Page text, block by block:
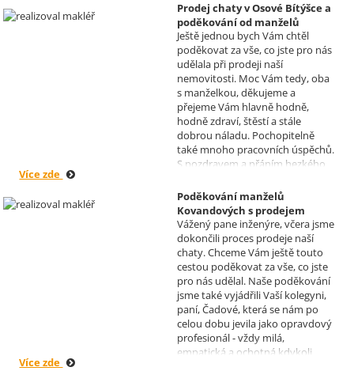
Prodej chaty v Osové Bítýšce a
poděkování od manželů
Kovandových
Realizoval makléř: Sylva
Čadová
Ještě jednou bych Vám chtěl
poděkovat za vše, co jste pro nás
udělala při prodeji naší
nemovitosti. Moc Vám tedy, oba
s manželkou, děkujeme a
přejeme Vám hlavně hodně,
hodně zdraví, štěstí a stále
dobrou náladu. Pochopitelně
také mnoho pracovních úspěchů.
S pozdravem a přáním hezkého
Více zde
Poděkování manželů
Kovandových s prodejem
chaty v Osové Bítýšce
Realizoval makléř: David
Vašíček
Vážený pane inženýre, včera jsme
dokončili proces prodeje naší
chaty. Chceme Vám ještě touto
cestou poděkovat za vše, co jste
pro nás udělal. Naše poděkování
jsme také vyjádřili Vaší kolegyni,
paní, Čadové, která se nám po
celou dobu jevila jako opravdový
profesionál - vždy milá,
empatická a ochotná kdykoli
Více zde